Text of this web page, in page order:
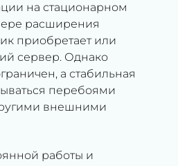
на стационарном
расширения
приобретает или
сервер. Однако
а стабильная
перебоями
внешними
работы и